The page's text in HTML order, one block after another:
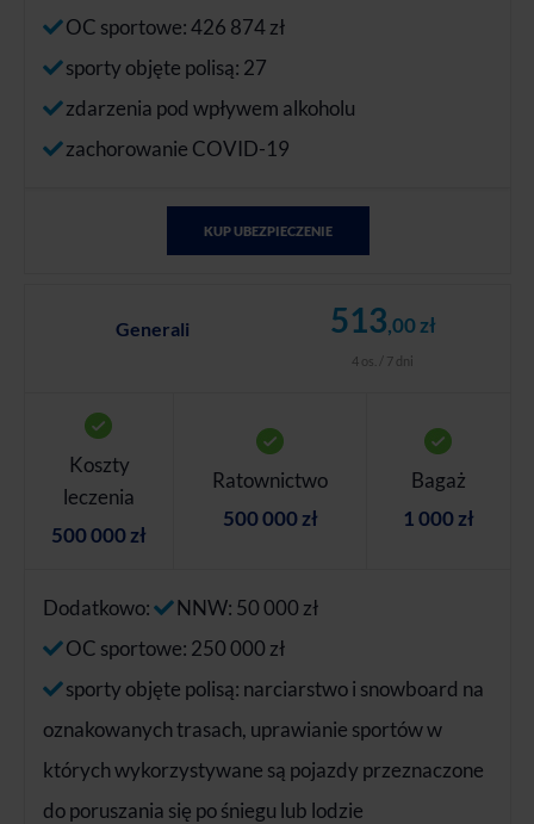
OC sportowe: 426 874 zł
sporty objęte polisą: 27
zdarzenia pod wpływem alkoholu
zachorowanie COVID-19
KUP UBEZPIECZENIE
Generali 513,00 zł
4 os. / 7 dni
Koszty
leczenia
500 000 zł
Ratownictwo
500 000 zł
Bagaż
1 000 zł
Dodatkowo:
NNW: 50 000 zł
OC sportowe: 250 000 zł
sporty objęte polisą: narciarstwo i snowboard na
oznakowanych trasach, uprawianie sportów w
których wykorzystywane są pojazdy przeznaczone
do poruszania się po śniegu lub lodzie